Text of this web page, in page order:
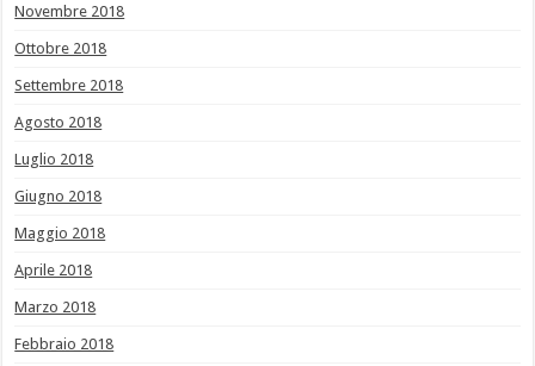
Novembre 2018
Ottobre 2018
Settembre 2018
Agosto 2018
Luglio 2018
Giugno 2018
Maggio 2018
Aprile 2018
Marzo 2018
Febbraio 2018